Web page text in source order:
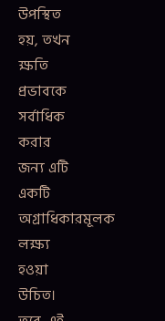
উপস্থিত
হয়, তখন
ক্ষতি
প্রভাবকে
সর্বাধিক
করার
জন্য এটি
একটি
অগ্রাধিকারমূলক
লক্ষ্য
হওয়া
উচিত।